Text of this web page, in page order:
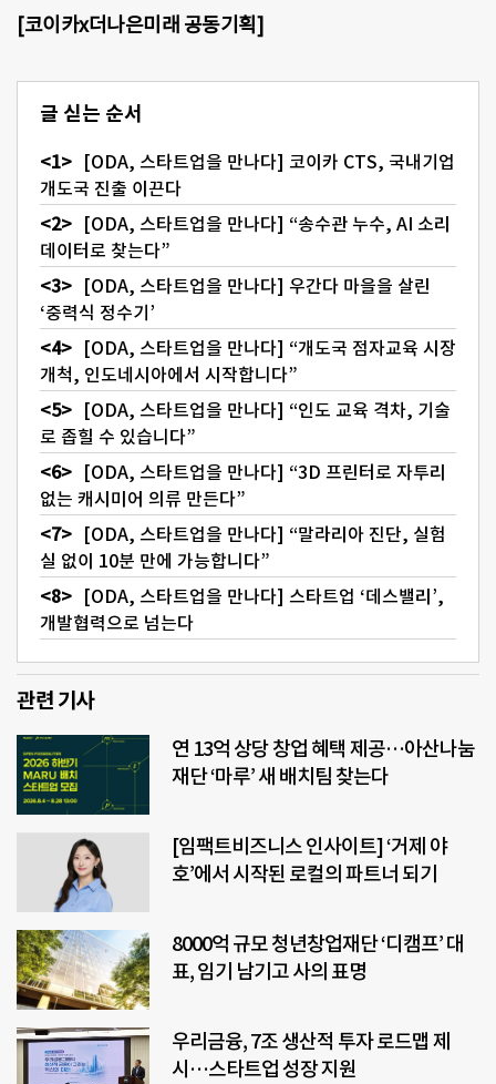
[코이카x더나은미래 공동기획]
글 싣는 순서
[ODA, 스타트업을 만나다] 코이카 CTS, 국내기업
개도국 진출 이끈다
[ODA, 스타트업을 만나다] “송수관 누수, AI 소리
데이터로 찾는다”
[ODA, 스타트업을 만나다] 우간다 마을을 살린
‘중력식 정수기’
[ODA, 스타트업을 만나다] “개도국 점자교육 시장
개척, 인도네시아에서 시작합니다”
[ODA, 스타트업을 만나다] “인도 교육 격차, 기술
로 좁힐 수 있습니다”
[ODA, 스타트업을 만나다] “3D 프린터로 자투리
없는 캐시미어 의류 만든다”
[ODA, 스타트업을 만나다] “말라리아 진단, 실험
실 없이 10분 만에 가능합니다”
[ODA, 스타트업을 만나다] 스타트업 ‘데스밸리’,
개발협력으로 넘는다
관련 기사
연 13억 상당 창업 혜택 제공…아산나눔
재단 ‘마루’ 새 배치팀 찾는다
[임팩트비즈니스 인사이트] ‘거제 야
호’에서 시작된 로컬의 파트너 되기
8000억 규모 청년창업재단 ‘디캠프’ 대
표, 임기 남기고 사의 표명
우리금융, 7조 생산적 투자 로드맵 제
시…스타트업 성장 지원